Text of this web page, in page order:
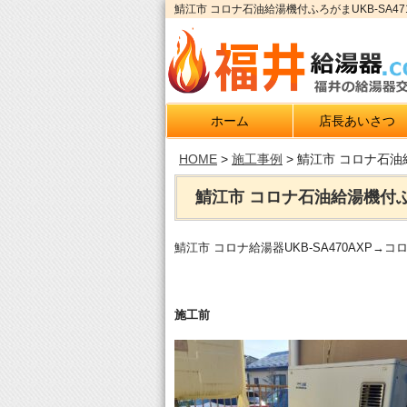
鯖江市 コロナ石油給湯機付ふろがまUKB-
ホーム 店長あいさつ
HOME > 施工事例 > 鯖江市 コロナ石
鯖江市 コロナ石油給湯機付
鯖江市 コロナ給湯器UKB-SA470AXP→コ
施工前